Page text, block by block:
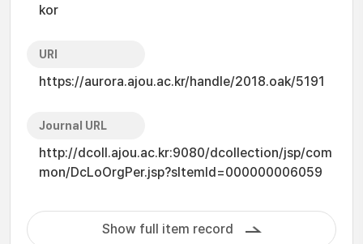
kor
URI
https://aurora.ajou.ac.kr/handle/2018.oak/5191
Journal URL
http://dcoll.ajou.ac.kr:9080/dcollection/jsp/com
mon/DcLoOrgPer.jsp?sItemId=000000006059
Show full item record